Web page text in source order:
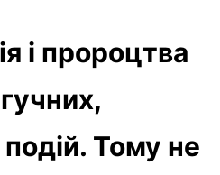
і пророцтва
Тому не